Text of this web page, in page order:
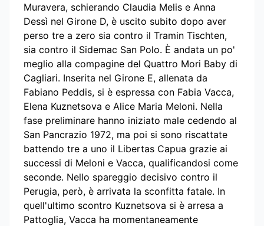
Muravera, schierando Claudia Melis e Anna
Dessì nel Girone D, è uscito subito dopo aver
perso tre a zero sia contro il Tramin Tischten,
sia contro il Sidemac San Polo. È andata un po'
meglio alla compagine del Quattro Mori Baby di
Cagliari. Inserita nel Girone E, allenata da
Fabiano Peddis, si è espressa con Fabia Vacca,
Elena Kuznetsova e Alice Maria Meloni. Nella
fase preliminare hanno iniziato male cedendo al
San Pancrazio 1972, ma poi si sono riscattate
battendo tre a uno il Libertas Capua grazie ai
successi di Meloni e Vacca, qualificandosi come
seconde. Nello spareggio decisivo contro il
Perugia, però, è arrivata la sconfitta fatale. In
quell'ultimo scontro Kuznetsova si è arresa a
Pattoglia, Vacca ha momentaneamente